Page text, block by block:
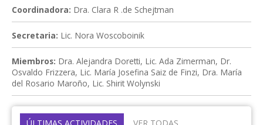
Coordinadora: Dra. Clara R .de Schejtman
Secretaria: Lic. Nora Woscoboinik
Miembros: Dra. Alejandra Doretti, Lic. Ada Zimerman, Dr.
Osvaldo Frizzera, Lic. María Josefina Saiz de Finzi, Dra. María
del Rosario Maroño, Lic. Shirit Wolynski